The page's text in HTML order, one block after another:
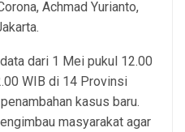
Achmad Yurianto,
dari 1 Mei pukul 12.00
WIB di 14 Provinsi
kasus baru.
masyarakat agar